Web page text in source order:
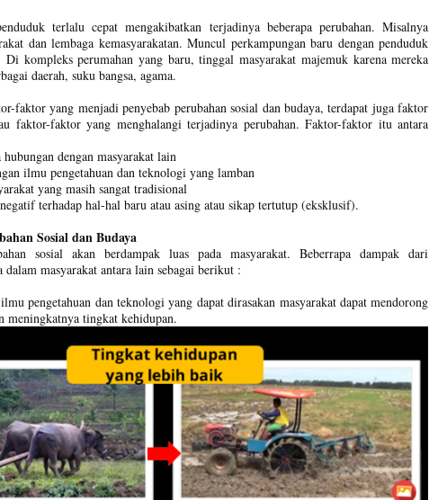
terlalu cepat mengakibatkan terjadinya beberapa perubahan. Misalnya
dan lembaga kemasyarakatan. Muncul perkampungan baru dengan penduduk
kompleks perumahan yang baru, tinggal masyarakat majemuk karena mereka
daerah, suku bangsa, agama.
faktor yang menjadi penyebab perubahan sosial dan budaya, terdapat juga faktor
faktor-faktor yang menghalangi terjadinya perubahan. Faktor-faktor itu antara
dengan masyarakat lain
ilmu pengetahuan dan teknologi yang lamban
yang masih sangat tradisional
terhadap hal-hal baru atau asing atau sikap tertutup (eksklusif).
Sosial dan Budaya
sosial akan berdampak luas pada masyarakat. Beberrapa dampak dari
dalam masyarakat antara lain sebagai berikut :
pengetahuan dan teknologi yang dapat dirasakan masyarakat dapat mendorong
meningkatnya tingkat kehidupan.